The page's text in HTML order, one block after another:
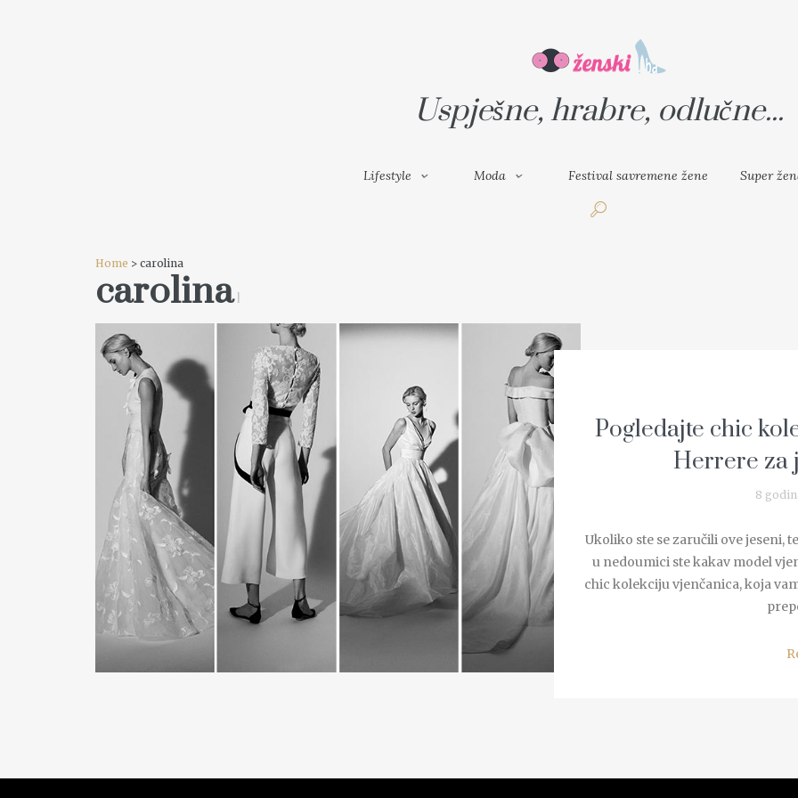
SUPER ŽENA
Uspješne, hrabre, odlučne...
Lifestyle Moda Festival savremene žene Super
Home > carolina
carolina1
READ MORE
Pogledajte chic
Herrere za
8
Ukoliko ste se zaručili ove jeseni,
u nedoumici ste kakav model
chic kolekciju vjenčanica, koja